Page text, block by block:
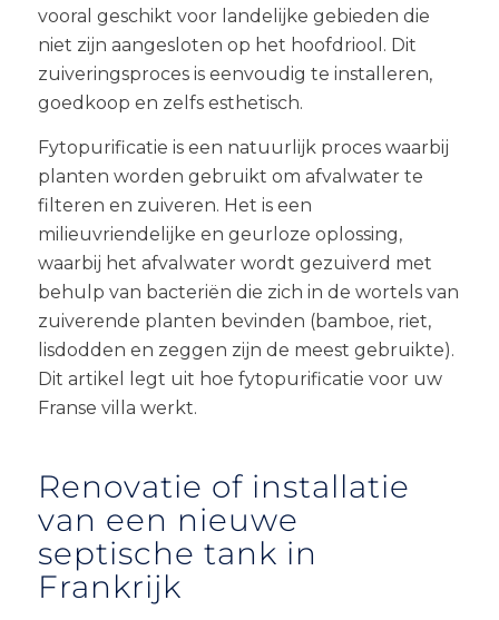
vooral geschikt voor landelijke gebieden die
niet zijn aangesloten op het hoofdriool. Dit
zuiveringsproces is eenvoudig te installeren,
goedkoop en zelfs esthetisch.
Fytopurificatie is een natuurlijk proces waarbij
planten worden gebruikt om afvalwater te
filteren en zuiveren. Het is een
milieuvriendelijke en geurloze oplossing,
waarbij het afvalwater wordt gezuiverd met
behulp van bacteriën die zich in de wortels van
zuiverende planten bevinden (bamboe, riet,
lisdodden en zeggen zijn de meest gebruikte).
Dit artikel legt uit hoe fytopurificatie voor uw
Franse villa werkt.
Renovatie of installatie
van een nieuwe
septische tank in
Frankrijk